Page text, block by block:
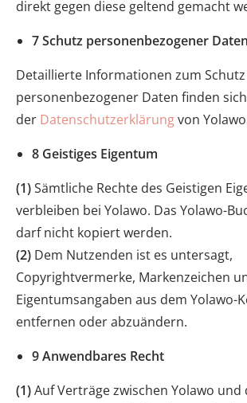
direkt gegen diese geltend gemacht
7 Schutz personenbezogener Daten
Detaillierte Informationen zum Schutz
personenbezogener Daten finden
der Datenschutzerklärungvon
8 Geistiges Eigentum
(1)Sämtliche Rechte des Geistigen
verbleiben bei Yolawo. Das Yolawo-
darf nicht kopiert werden.
(2) Dem Nutzenden ist es untersagt,
Copyrightvermerke, Markenzeichen
Eigentumsangaben aus dem Yolawo-
entfernen oder abzuändern.
9 Anwendbares Recht
(1)Auf Verträge zwischen Yolawo und